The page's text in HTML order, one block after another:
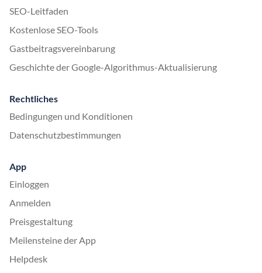
SEO-Leitfaden
Kostenlose SEO-Tools
Gastbeitragsvereinbarung
Geschichte der Google-Algorithmus-Aktualisierung
Rechtliches
Bedingungen und Konditionen
Datenschutzbestimmungen
App
Einloggen
Anmelden
Preisgestaltung
Meilensteine der App
Helpdesk